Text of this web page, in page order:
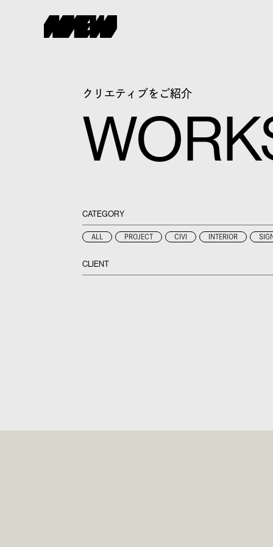
クリエティブをご紹介
CATEGORY
ALL PROJECT CIVI INTERIOR SIGN
CLIENT